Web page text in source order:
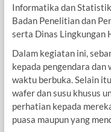
Informatika dan
Badan Penelitian dan
serta Dinas Lingkungan
Dalam kegiatan ini,
kepada pengendara
waktu berbuka. Selain
wafer dan susu khusus
perhatian kepada
puasa maupun yang